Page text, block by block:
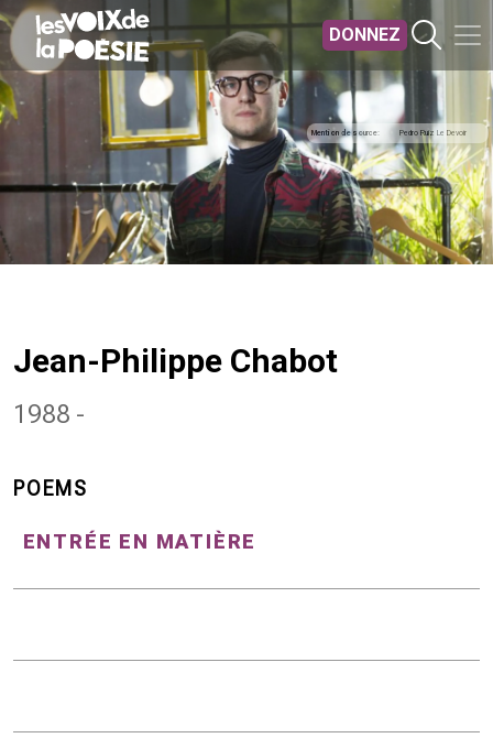
Aller au contenu principal
DONNEZ
Jean-Philippe Chabot
1988 -
Mention de source Pedro Ruiz Le Devoir
POEMS
ENTRÉE EN MATIÈRE